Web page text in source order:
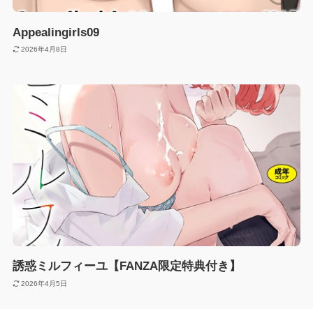
Appealingirls09
2026年4月8日
誘惑ミルフィーユ【FANZA限定特典付き】
2026年4月5日